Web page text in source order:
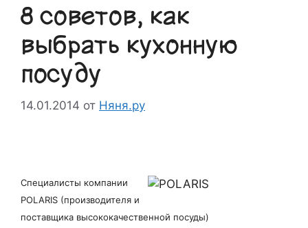
8 советов, как
выбрать кухонную
посуду
14.01.2014 от Няня.ру
Специалисты компании
POLARIS (производителя и
поставщика высококачественной посуды)